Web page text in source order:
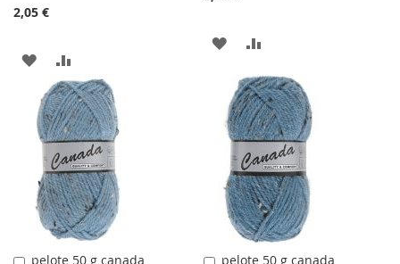
2,05 €
AJOUTER
À
LA
LISTE
D'ACHATS
AU
COMPARATEUR
AJOUTER
LA
LISTE
D'ACHATS
AU
COMPARATEUR
pelote 50 g canada
pelote 50 g canada